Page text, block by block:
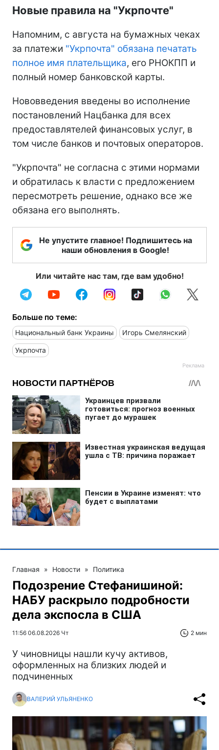
Новые правила на "Укрпочте"
Напомним, с августа на бумажных чеках
за платежи "Укрпочта" обязана печатать
полное имя плательщика, его РНОКПП и
полный номер банковской карты.
Нововведения введены во исполнение
постановлений Нацбанка для всех
предоставлятелей финансовых услуг, в
том числе банков и почтовых операторов.
"Укрпочта" не согласна с этими нормами
и обратилась к власти с предложением
пересмотреть решение, однако все же
обязана его выполнять.
Не упустите главное! Подпишитесь на
наши обновления в Google!
Или читайте нас там, где вам удобно!
Больше по теме:
Национальный банк Украины Игорь Смелянский
Укрпочта
Главная » Новости » Политика
Подозрение Стефанишиной:
НАБУ раскрыло подробности
дела экспосла в США
11:56 06.08.2026 Чт 2 мин
У чиновницы нашли кучу активов,
оформленных на близких людей и
подчиненных
ВАЛЕРИЙ УЛЬЯНЕНКО